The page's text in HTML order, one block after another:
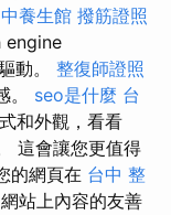
養生館 撥筋證照
engine
動。 整復師證照
。 seo是什麼 台
和外觀，看看
這會讓您更值得
的網頁在 台中 整
網站上內容的友善